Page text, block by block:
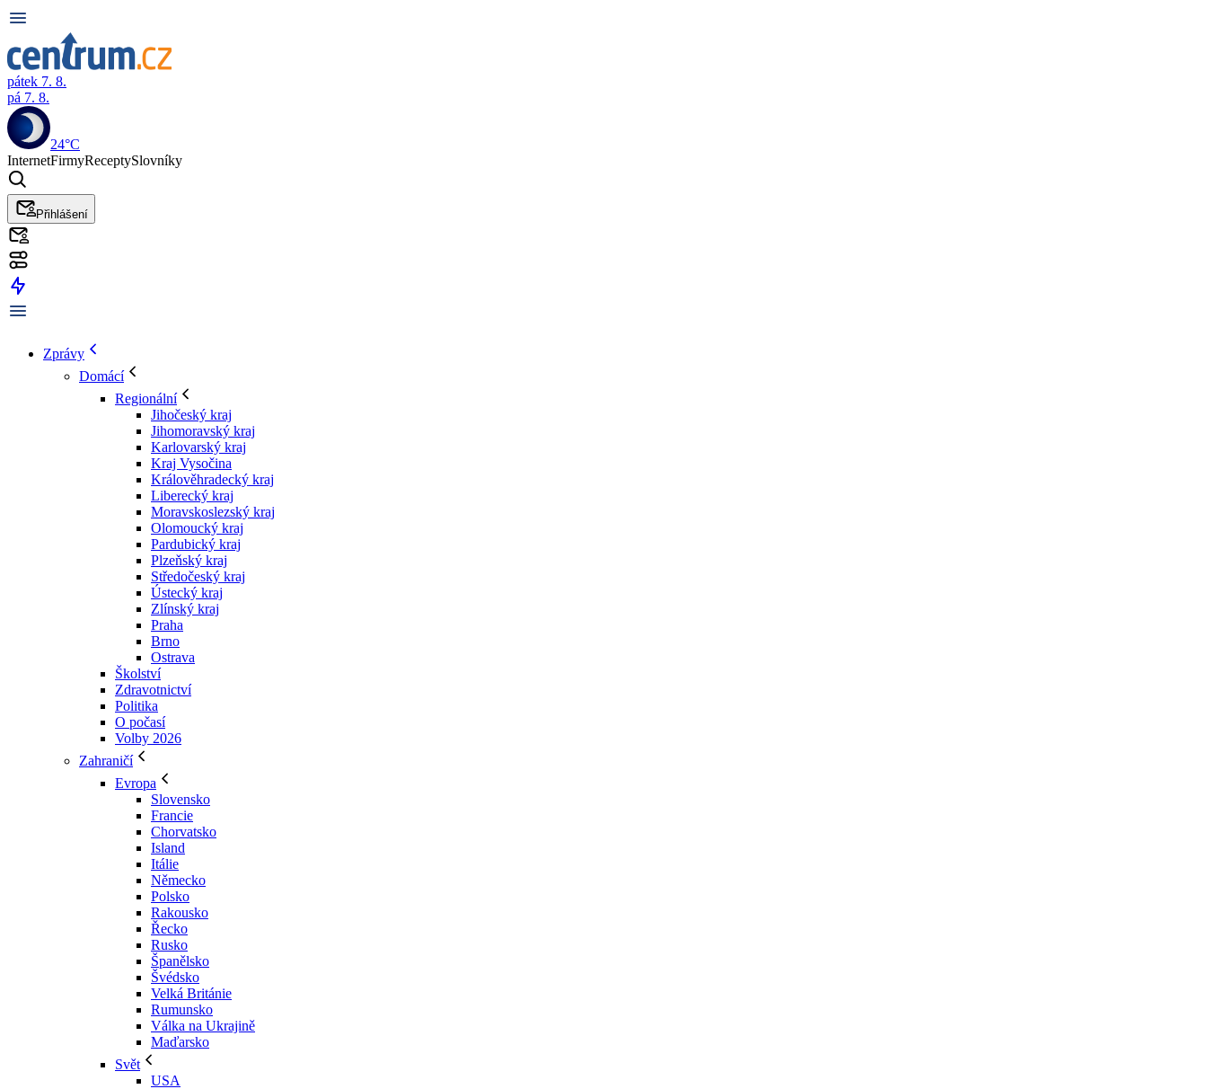
pátek 7. 8.
pá 7. 8.
24°C
InternetFirmyReceptySlovníky
Přihlášení
Zprávy
Domácí
Regionální
Jihočeský kraj
Jihomoravský kraj
Karlovarský kraj
Kraj Vysočina
Králověhradecký kraj
Liberecký kraj
Moravskoslezský kraj
Olomoucký kraj
Pardubický kraj
Plzeňský kraj
Středočeský kraj
Ústecký kraj
Zlínský kraj
Praha
Brno
Ostrava
Školství
Zdravotnictví
Politika
O počasí
Volby 2026
Zahraničí
Evropa
Slovensko
Francie
Chorvatsko
Island
Itálie
Německo
Polsko
Rakousko
Řecko
Rusko
Španělsko
Švédsko
Velká Británie
Rumunsko
Válka na Ukrajině
Maďarsko
Svět
USA